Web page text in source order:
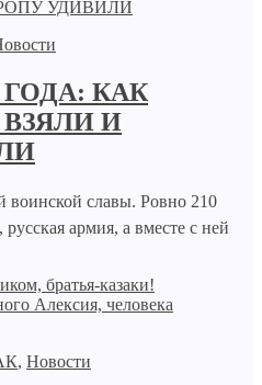
ГОДА: КАК
И
славы. Ровно 210
армия, а вместе с ней
, Новости